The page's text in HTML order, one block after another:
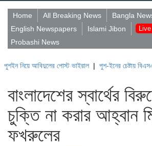
Home All Breaking News
Bangla
English Newspapers
Islami Jibon
Probashi News
আবিদুলের পোস্ট ভাইরাল| পুশ-ইনের চেষ্টায় বিএসএফ, পণ্ড
বাংলাদেশের স্বার্থের
চুক্তি না করার আহ্বান
ফখরুলের